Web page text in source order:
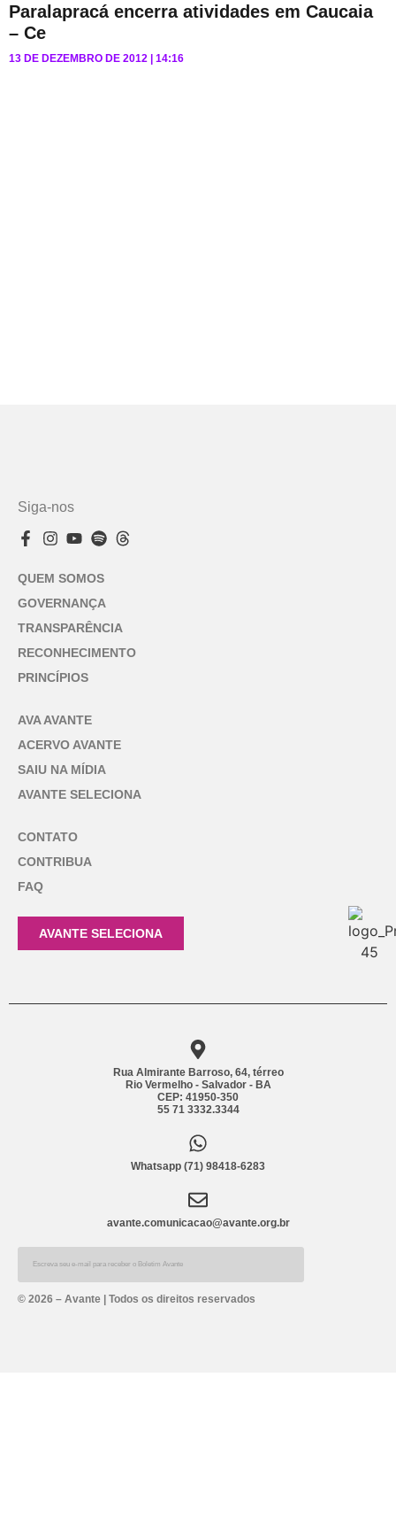
Paralapracá encerra atividades em Caucaia
– Ce
13 DE DEZEMBRO DE 2012 14:16
Siga-nos
QUEM SOMOS
GOVERNANÇA
TRANSPARÊNCIA
RECONHECIMENTO
PRINCÍPIOS
AVA AVANTE
ACERVO AVANTE
SAIU NA MÍDIA
AVANTE SELECIONA
CONTATO
CONTRIBUA
FAQ
AVANTE SELECIONA
Rua Almirante Barroso, 64, térreo
Rio Vermelho - Salvador - BA
CEP: 41950-350
55 71 3332.3344
Whatsapp (71) 98418-6283
avante.comunicacao@avante.org.br
Alternative:
© 2026 – Avante | Todos os direitos reservados